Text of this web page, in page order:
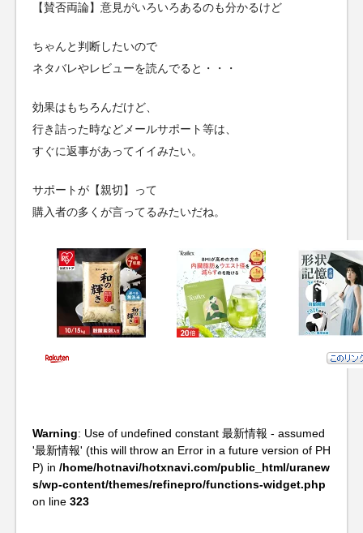
【賛否両論】意見がいろいろあるのも分かるけど
ちゃんと判断したいので
ネタバレやレビューを読んでると・・・
効果はもちろんだけど、
行き詰った時などメールサポート等は、
すぐに返事があってイイみたい。
サポートが【親切】って
購入者の多くが言ってるみたいだね。
Warning: Use of undefined constant 最新情報 - assumed
'最新情報' (this will throw an Error in a future version of PH
P) in /home/hotnavi/hotxnavi.com/public_html/uranew
s/wp-content/themes/refinepro/functions-widget.php
on line 323